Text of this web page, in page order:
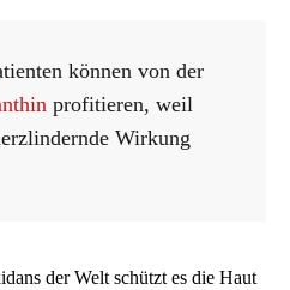
können von der
profitieren, weil
Wirkung
der Welt schützt es die Haut